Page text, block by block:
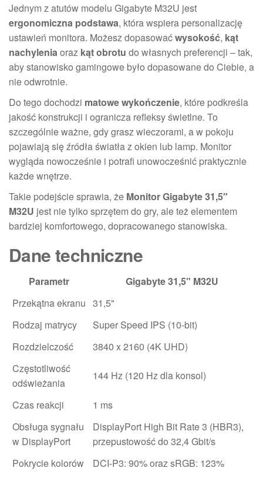
Jednym z atutów modelu Gigabyte M32U jest
ergonomiczna podstawa, która wspiera personalizację
ustawień monitora. Możesz dopasowaćwysokość, kąt
nachyleniaoraz kąt obrotu do własnych preferencji – tak,
aby stanowisko gamingowe było dopasowane do Ciebie, a
nie odwrotnie.
Do tego dochodzi matowe wykończenie, które podkreśla
jakość konstrukcji i ogranicza refleksy świetlne. To
szczególnie ważne, gdy grasz wieczorami, a w pokoju
pojawiają się źródła światła z okien lub lamp. Monitor
wygląda nowocześnie i potrafi unowocześnić praktycznie
każde wnętrze.
Takie podejście sprawia, że Monitor Gigabyte 31,5″
M32U jest nie tylko sprzętem do gry, ale też elementem
bardziej komfortowego, dopracowanego stanowiska.
Dane techniczne
Parametr
Gigabyte 31,5" M32U
Przekątna ekranu 31,5"
Rodzaj matrycy
Super Speed IPS (10-bit)
Rozdzielczość
3840 x 2160 (4K UHD)
Częstotliwość
odświeżania
144 Hz (120 Hz dla konsol)
Czas reakcji
1 ms
Obsługa sygnału
w DisplayPort
DisplayPort High Bit Rate 3 (HBR3),
przepustowość do 32,4 Gbit/s
Pokrycie kolorów
DCI-P3: 90% oraz sRGB: 123%